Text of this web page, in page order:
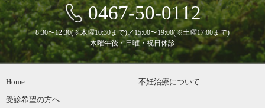
0467-50-0112
8:30〜12:30(※木曜10:30まで)／15:00〜19:00(※土曜17:00まで)
木曜午後・日曜・祝日休診
Home
受診希望の方へ
不妊治療について